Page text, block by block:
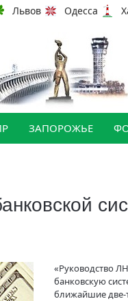
Львов Одесса
ЗАПОРОЖЬЕ
«Руководство
банковскую
ближайшие две-